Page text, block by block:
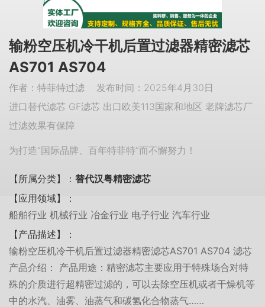
输粉空压机冷干机后置过滤器精密滤芯
AS701 AS704
作者：特菲特过滤 发布时间：2025年4月30日
进口替代滤芯 GF滤芯 出口欧美113国家和地区 老牌滤芯厂
过滤效果有保障
为打造“国际品牌、百年特菲特”而不懈努力！
【所属分类】： 替代汉粤精密滤芯
【应用领域】：
船舶行业 机械行业 冶金行业 电子行业 汽车行业
【产品描述】：
输粉空压机冷干机后置过滤器精密滤芯AS701 AS704 滤芯
产品介绍： 产品用途：精密滤芯主要应用于特殊场合对特
殊的介质进行超精密过滤的，可以去除空压机或者干燥机等
中的水汽、油雾、油蒸气和碳氢化合物蒸气……